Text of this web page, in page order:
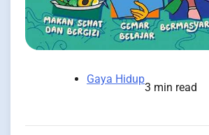
Gaya Hidup
3 min read